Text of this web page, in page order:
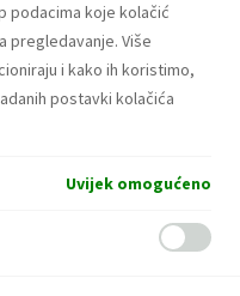
podacima koje kolačić
pregledavanje. Više
i kako ih koristimo,
postavki kolačića
Uvijek omogućeno